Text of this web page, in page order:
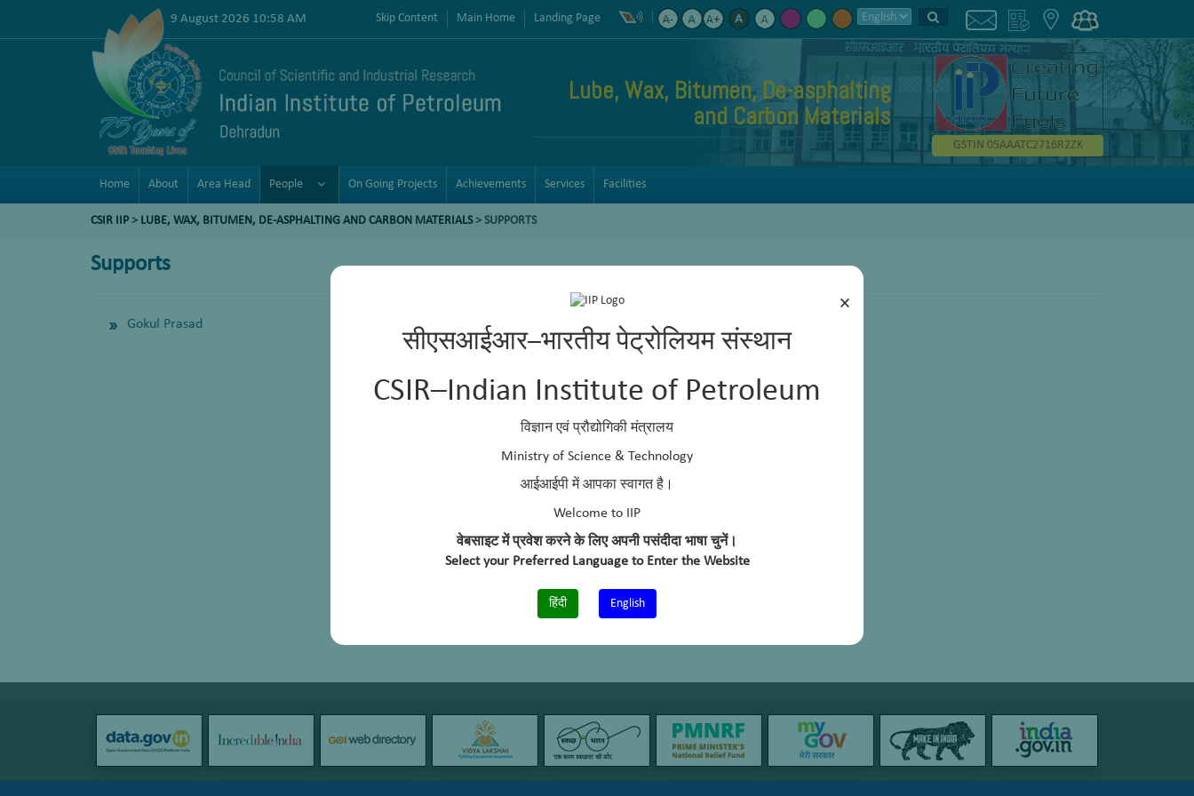
×
सीएसआईआर–भारतीय पेट्रोलियम संस्थान
CSIR–Indian Institute of Petroleum
विज्ञान एवं प्रौद्योगिकी मंत्रालय
Ministry of Science & Technology
आईआईपी में आपका स्वागत है।
Welcome to IIP
वेबसाइट में प्रवेश करने के लिए अपनी पसंदीदा भाषा चुनें।
Select your Preferred Language to Enter the Website
हिंदी English
9 August 2026 10:58 AM Skip Content Main Home Landing Page
Lube, Wax, Bitumen, De-asphalting
and Carbon Materials
GSTIN 05AAATC2716R2ZK
Home About Area Head People On Going Projects Achievements Services Facilities
CSIR IIP > LUBE, WAX, BITUMEN, DE-ASPHALTING AND CARBON MATERIALS> SUPPORTS
Supports
Gokul Prasad